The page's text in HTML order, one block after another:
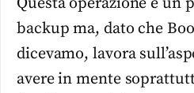
backup ma, dato che
dicevamo, lavora
avere in mente